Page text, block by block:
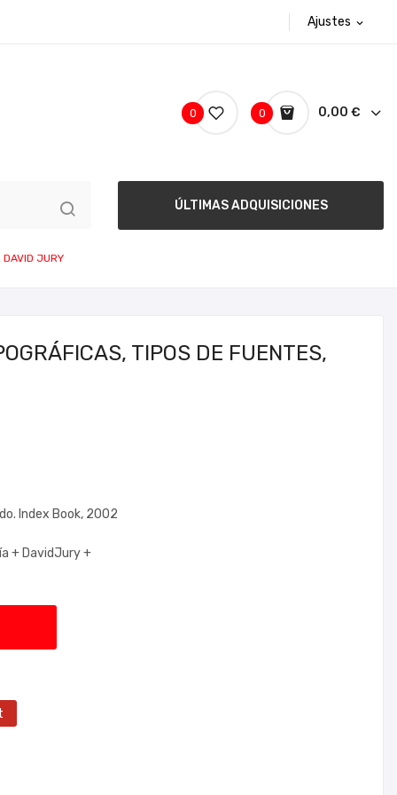
Ajustes expand_more
0 0,00 €
0
ÚLTIMAS ADQUISICIONES
DAVID JURY
TIPOS DE FUENTES,
Index Book, 2002
+ DavidJury +